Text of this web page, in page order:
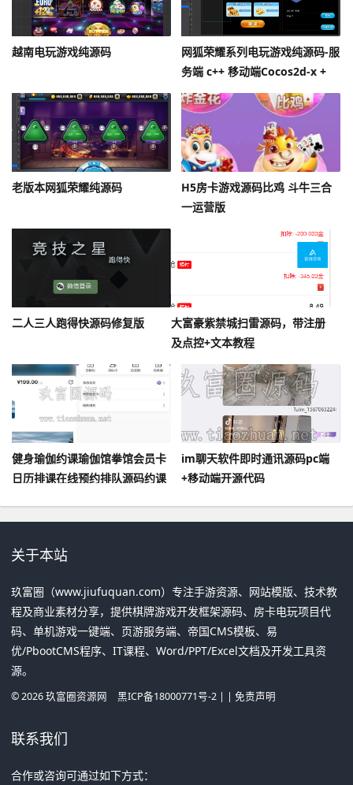
越南电玩游戏纯源码
网狐荣耀系列电玩游戏纯源码-服
务端 c++ 移动端Cocos2d-x +
Lua
老版本网狐荣耀纯源码
H5房卡游戏源码比鸡 斗牛三合
一运营版
二人三人跑得快源码修复版
大富豪紫禁城扫雷源码，带注册
及点控+文本教程
健身瑜伽约课瑜伽馆拳馆会员卡
日历排课在线预约排队源码约课
im聊天软件即时通讯源码pc端
+移动端开源代码
关于本站
玖富圈（www.jiufuquan.com）专注手游资源、网站模版、技术教
程及商业素材分享，提供棋牌游戏开发框架源码、房卡电玩项目代
码、单机游戏一键端、页游服务端、帝国CMS模板、易
优/PbootCMS程序、IT课程、Word/PPT/Excel文档及开发工具资
源。
©2026玖富圈资源网 黑ICP备18000771号-2| | 免责声明
联系我们
合作或咨询可通过如下方式：